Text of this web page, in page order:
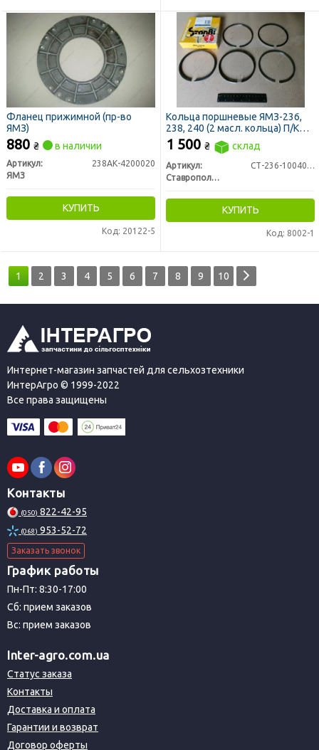
Фланец прижимной (пр-во
ЯМЗ)
880 ₴ в наличии
Артикул:
238АК-4200020
ЯМЗ
КУПИТЬ
Код: 20122-5
Кольца поршневые ЯМЗ-236,
238, 240 (2 масл. кольца) П/К
(пр-во СТАПРИ)
1 500 ₴ склад
Артикул:
СТ-236-1004002-А4/2
Ставропольский Завод Поршневых Колец
КУПИТЬ
Код: 8002-1
1 2 3 4 5 6 7 8 9 10
Интернет-магазин запчастей для сельхозтехники
ИнтерАгро © 1999-2022
Все права защищены
Контакты
(050) 822-42-95
(068) 953-52-72
Заказать звонок
График работы
Пн-Пт: 8:30-17:00
Сб: прием заказов
Вс: прием заказов
Inter-agro.com.ua
Статус заказа
Контакты
Доставка и оплата
Гарантии и возврат
Договор оферты